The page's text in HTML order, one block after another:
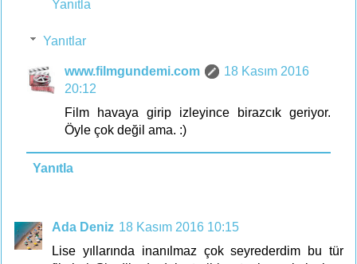
Yanıtla
Yanıtlar
www.filmgundemi.com
18 Kasım 2016
20:12
Film havaya girip izleyince birazcık geriyor.
Öyle çok değil ama. :)
Yanıtla
Ada Deniz 18 Kasım 2016 10:15
Lise yıllarında inanılmaz çok seyrederdim bu tür